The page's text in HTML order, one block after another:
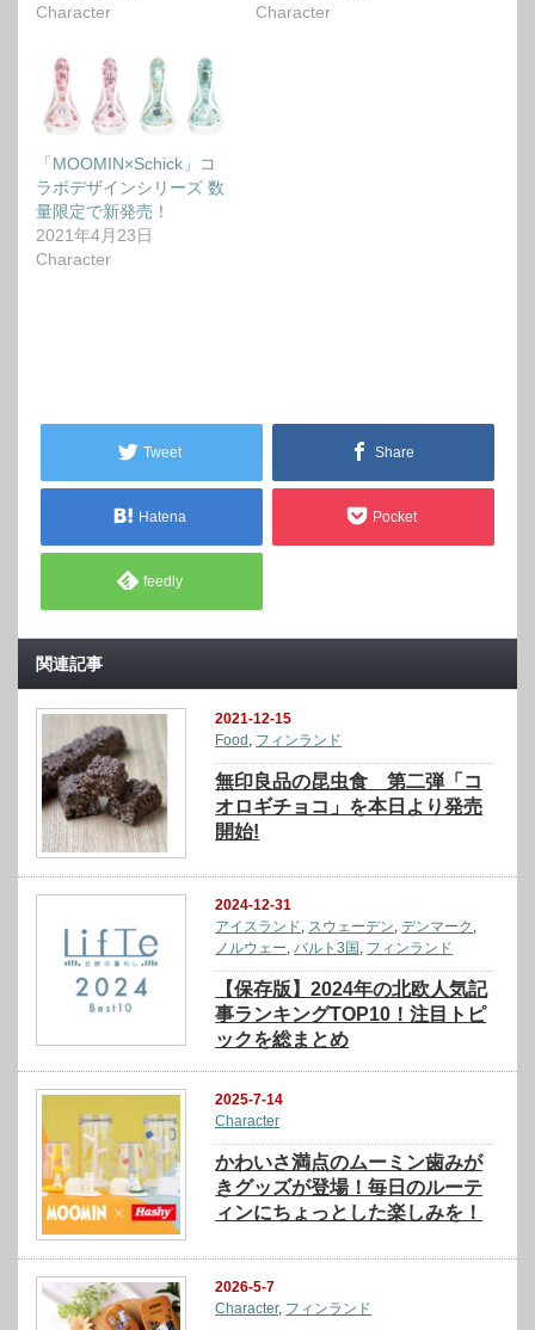
Character
Character
「MOOMIN×Schick」コ
ラボデザインシリーズ 数
量限定で新発売！
2021年4月23日
Character
Tweet Share
Hatena Pocket
feedly
関連記事
2021-12-15
Food, フィンランド
無印良品の昆虫食 第二弾「コ
オロギチョコ」を本日より発売
開始!
2024-12-31
アイスランド, スウェーデン,デンマーク ,
ノルウェー,バルト3国 , フィンランド
【保存版】2024年の北欧人気記
事ランキングTOP10！注目トピ
ックを総まとめ
2025-7-14
Character
かわいさ満点のムーミン歯みが
きグッズが登場！毎日のルーテ
ィンにちょっとした楽しみを！
2026-5-7
Character, フィンランド